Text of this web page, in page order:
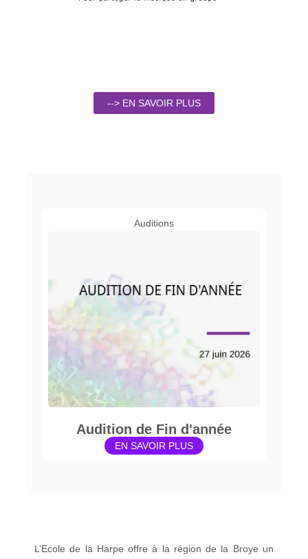
--> EN SAVOIR PLUS
Auditions
Audition de Fin d'année
EN SAVOIR PLUS
L’Ecole de la Harpe offre à la région de la Broye un